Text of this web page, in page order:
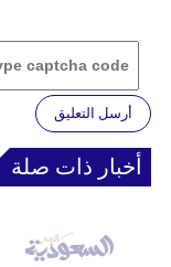
أرسل التعليق
أخبار ذات صلة